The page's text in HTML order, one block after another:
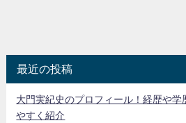
最近の投稿
大門実紀史のプロフィール！経歴や学
やすく紹介